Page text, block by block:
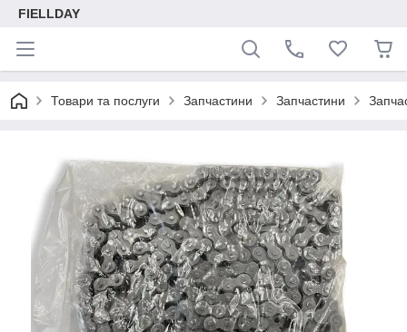
FIELLDAY
Товари та послуги Запчастини Запчастини